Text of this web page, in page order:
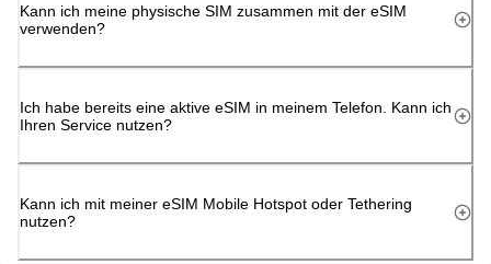
Kann ich meine physische SIM zusammen mit der eSIM
verwenden?
Ich habe bereits eine aktive eSIM in meinem Telefon. Kann ich
Ihren Service nutzen?
Kann ich mit meiner eSIM Mobile Hotspot oder Tethering
nutzen?